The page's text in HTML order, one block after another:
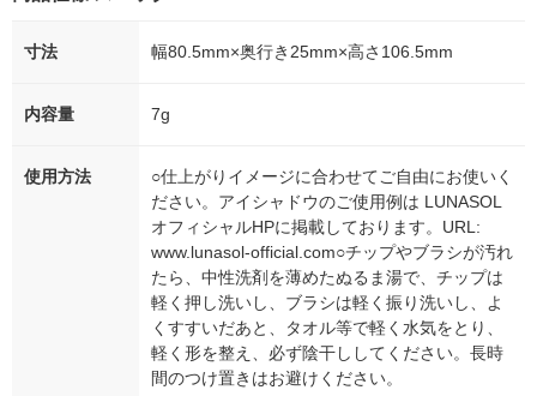
寸法 幅80.5mm×奥行き25mm×高さ106.5mm
内容量 7g
使用方法
○仕上がりイメージに合わせてご自由にお使いく
ださい。アイシャドウのご使用例は LUNASOL
オフィシャルHPに掲載しております。URL:
www.lunasol-official.com○チップやブラシが汚れ
たら、中性洗剤を薄めたぬるま湯で、チップは
軽く押し洗いし、ブラシは軽く振り洗いし、よ
くすすいだあと、タオル等で軽く水気をとり、
軽く形を整え、必ず陰干ししてください。長時
間のつけ置きはお避けください。